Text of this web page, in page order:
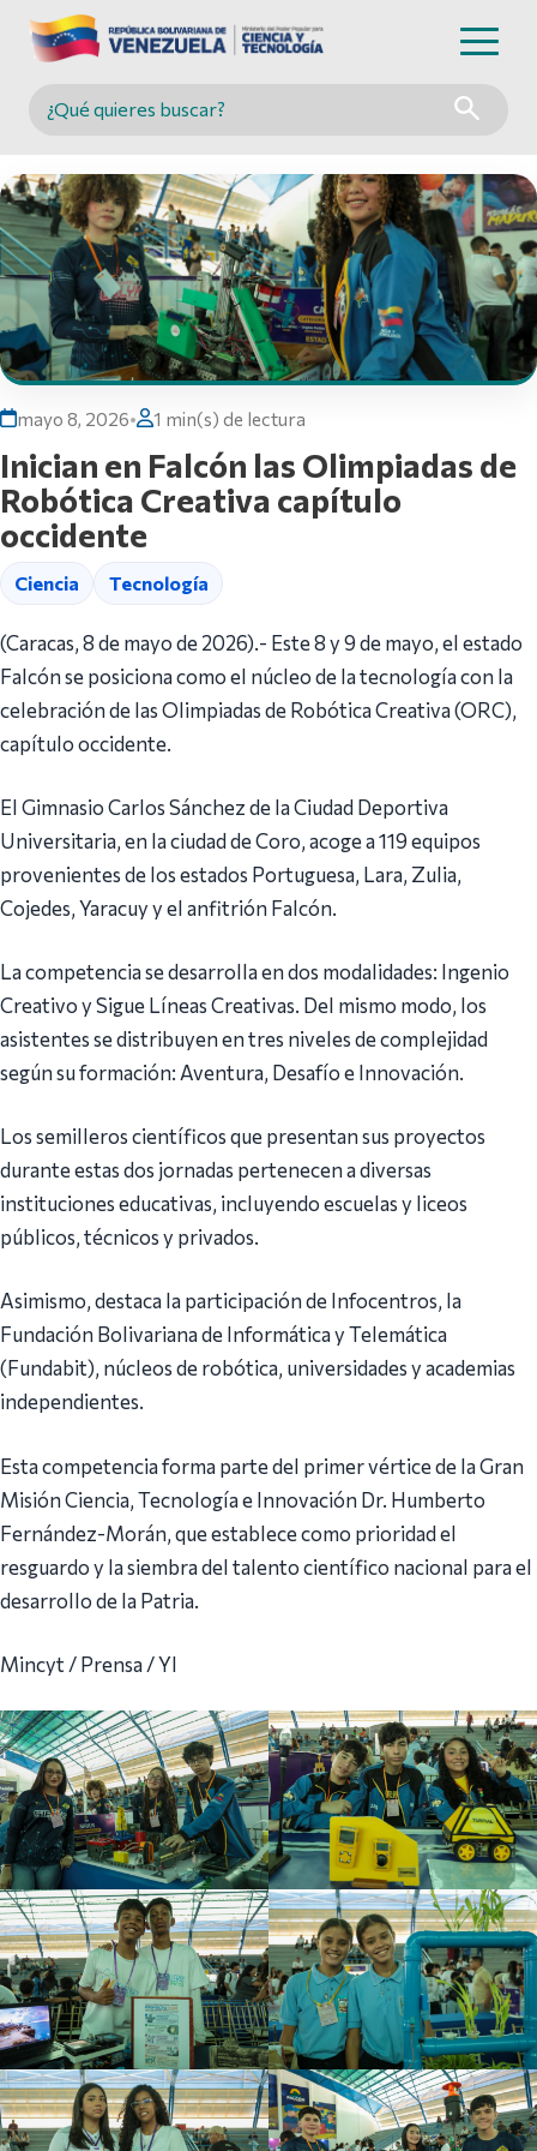
Buscar en MINCYT
mayo 8, 2026• 1 min(s) de lectura
Inician en Falcón las Olimpiadas de
Robótica Creativa capítulo
occidente
Ciencia Tecnología
(Caracas, 8 de mayo de 2026).- Este 8 y 9 de mayo, el estado
Falcón se posiciona como el núcleo de la tecnología con la
celebración de las Olimpiadas de Robótica Creativa (ORC),
capítulo occidente.
El Gimnasio Carlos Sánchez de la Ciudad Deportiva
Universitaria, en la ciudad de Coro, acoge a 119 equipos
provenientes de los estados Portuguesa, Lara, Zulia,
Cojedes, Yaracuy y el anfitrión Falcón.
La competencia se desarrolla en dos modalidades: Ingenio
Creativo y Sigue Líneas Creativas. Del mismo modo, los
asistentes se distribuyen en tres niveles de complejidad
según su formación: Aventura, Desafío e Innovación.
Los semilleros científicos que presentan sus proyectos
durante estas dos jornadas pertenecen a diversas
instituciones educativas, incluyendo escuelas y liceos
públicos, técnicos y privados.
Asimismo, destaca la participación de Infocentros, la
Fundación Bolivariana de Informática y Telemática
(Fundabit), núcleos de robótica, universidades y academias
independientes.
Esta competencia forma parte del primer vértice de la Gran
Misión Ciencia, Tecnología e Innovación Dr. Humberto
Fernández-Morán, que establece como prioridad el
resguardo y la siembra del talento científico nacional para el
desarrollo de la Patria.
Mincyt / Prensa / YI